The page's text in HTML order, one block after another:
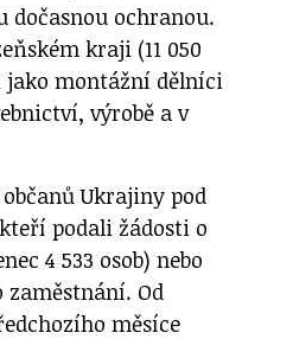
dočasnou ochranou.
kraji (11 050
jako montážní dělníci
výrobě a v
občanů Ukrajiny pod
podali žádosti o
4 533 osob) nebo
zaměstnání. Od
měsíce